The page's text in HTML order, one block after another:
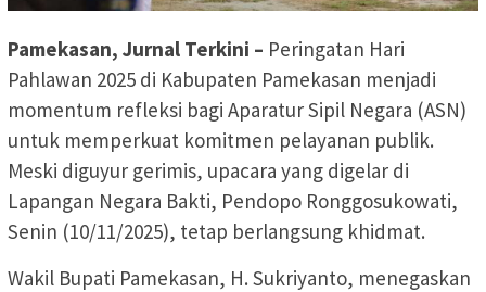
Pamekasan, Jurnal Terkini – Peringatan Hari
Pahlawan 2025 di Kabupaten Pamekasan menjadi
momentum refleksi bagi Aparatur Sipil Negara (ASN)
untuk memperkuat komitmen pelayanan publik.
Meski diguyur gerimis, upacara yang digelar di
Lapangan Negara Bakti, Pendopo Ronggosukowati,
Senin (10/11/2025), tetap berlangsung khidmat.
Wakil Bupati Pamekasan, H. Sukriyanto, menegaskan